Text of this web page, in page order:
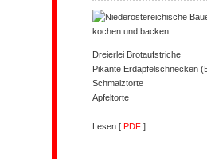
kochen und backen:
Dreierlei Brotaufstriche
Pikante Erdäpfelschnecken
Schmalztorte
Apfeltorte
Lesen [ PDF ]